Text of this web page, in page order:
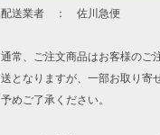
配送業者 ： 佐川急便
通常、ご注文商品はお客様のご
送となりますが、一部お取り寄
予めご了承ください。